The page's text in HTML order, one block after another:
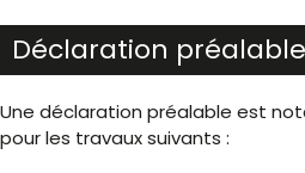
Déclaration préalable
Une déclaration préalable est
pour les travaux suivants :